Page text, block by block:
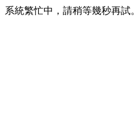
系統繁忙中，請稍等幾秒再試。